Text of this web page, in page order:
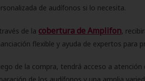
de audífonos si lo necesita.
de la cobertura de Amplifon,
flexible y ayuda de expertos para
de la compra, tendrá acceso a